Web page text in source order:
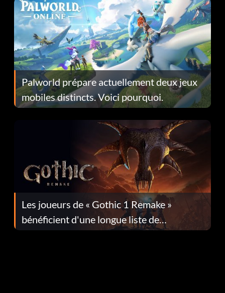
Palworld prépare actuellement deux jeux
mobiles distincts. Voici pourquoi.
Les joueurs de « Gothic 1 Remake »
bénéficient d'une longue liste de
corrections dans la mise à jour 1.0.4